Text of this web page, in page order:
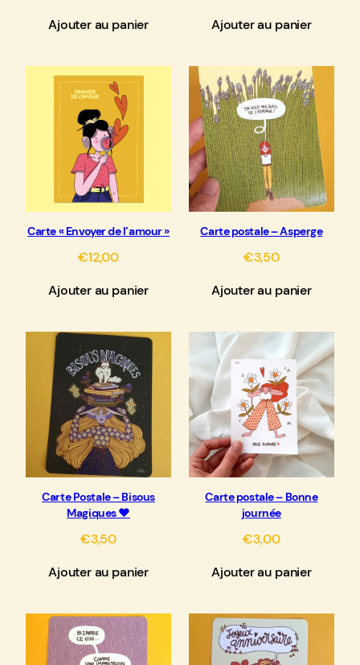
Ajouter au panier
initial
€8,00.
actuel
€6,00.
Ajouter au panier
Carte « Envoyer de l’amour »
€12,00
Ajouter au panier
Carte postale – Asperge
€3,50
Ajouter au panier
Carte Postale – Bisous
Magiques ♥
€3,50
Ajouter au panier
Carte postale – Bonne
journée
€3,00
Ajouter au panier